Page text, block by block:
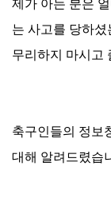
제가 아는 분은
는 사고를 당하
무리하지 마시고
축구인들의 정보
대해 알려드렸습